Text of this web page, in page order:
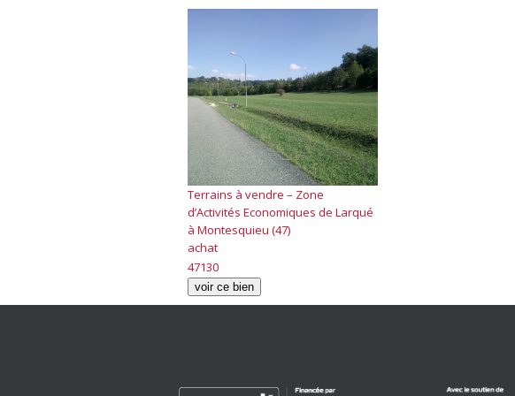
Terrains à vendre – Zone
d’Activités Economiques de Larqué
à Montesquieu (47)
achat
47130
voir ce bien